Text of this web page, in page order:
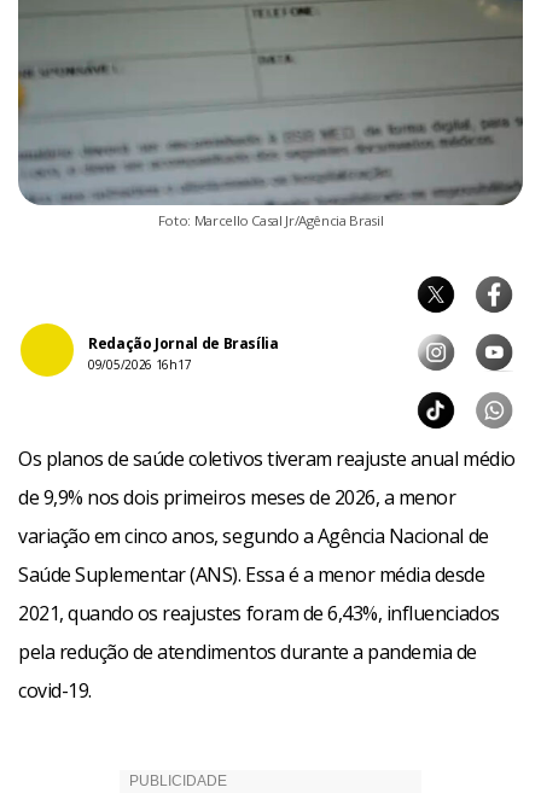
Foto: Marcello Casal Jr/Agência Brasil
Redação Jornal de Brasília
09/05/2026 16h17
Os planos de saúde coletivos tiveram reajuste anual médio
de 9,9% nos dois primeiros meses de 2026, a menor
variação em cinco anos, segundo a Agência Nacional de
Saúde Suplementar (ANS). Essa é a menor média desde
2021, quando os reajustes foram de 6,43%, influenciados
pela redução de atendimentos durante a pandemia de
covid-19.